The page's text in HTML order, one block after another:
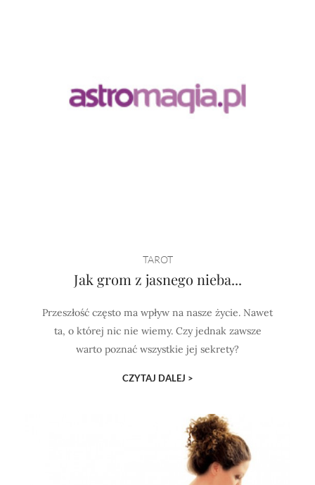
TAROT
Jak grom z jasnego nieba...
Przeszłość często ma wpływ na nasze życie. Nawet
ta, o której nic nie wiemy. Czy jednak zawsze
warto poznać wszystkie jej sekrety?
CZYTAJ DALEJ >